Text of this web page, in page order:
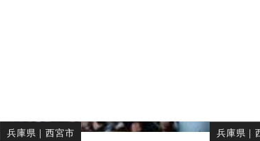
兵庫県 ｜西宮市
兵庫県 ｜